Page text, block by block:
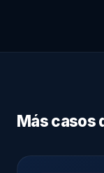
Más casos